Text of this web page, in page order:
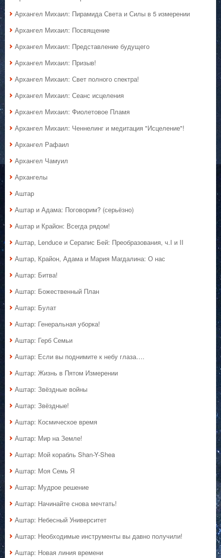
Архангел Михаил: Пирамида Света и Силы в 5 измерении
Архангел Михаил: Посвящение
Архангел Михаил: Представление будущего
Архангел Михаил: Призыв!
Архангел Михаил: Свет полного спектра!
Архангел Михаил: Сеанс исцеления
Архангел Михаил: Фиолетовое Пламя
Архангел Михаил: Ченнелинг и медитация "Исцеление"!
Архангел Рафаил
Архангел Чамуил
Архангелы
Аштар
Аштар и Адама: Поговорим? (серьёзно)
Аштар и Крайон: Всегда рядом!
Аштар, Lenduce и Серапис Бей: Преобразования, ч.I и II
Аштар, Крайон, Адама и Мария Магдалина: О нас
Аштар: Битва!
Аштар: Божественный План
Аштар: Булат
Аштар: Генеральная уборка!
Аштар: Герб Семьи
Аштар: Если вы поднимите к небу глаза….
Аштар: Жизнь в Пятом Измерении
Аштар: Звёздные войны
Аштар: Звёздные!
Аштар: Космическое время
Аштар: Мир на Земле!
Аштар: Мой корабль Shan-Y-Shea
Аштар: Моя Семь Я
Аштар: Мудрое решение
Аштар: Начинайте снова мечтать!
Аштар: Небесный Университет
Аштар: Необходимые инструменты вы давно получили!
Аштар: Новая линия времени